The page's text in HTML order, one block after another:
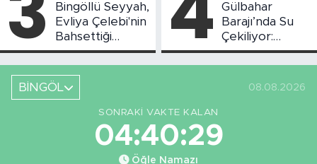
Bingöllü Seyyah,
Evliya Çelebi'nin
Bahsettiği
Bingöl'deki O
Yeri Görüntüledi
Gülbahar
Barajı’nda Su
Çekiliyor:
Piknikçi Sayısı
Azaldı
BİNGÖL
08.08.2026
SONRAKI VAKTE KALAN
04:40:28
Öğle Namazı